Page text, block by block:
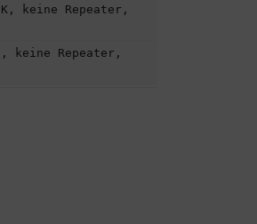
keine Repeater,
keine Repeater,